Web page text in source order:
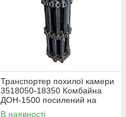
Транспортер похилої камери
3518050-18350 Комбайна
ДОН-1500 посилений на
болтах
В наявності